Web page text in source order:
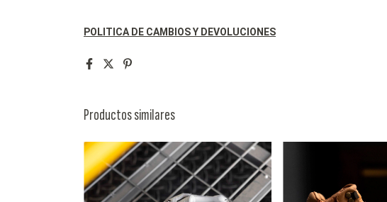
POLITICA DE CAMBIOS Y DEVOLUCIONES
Productos similares